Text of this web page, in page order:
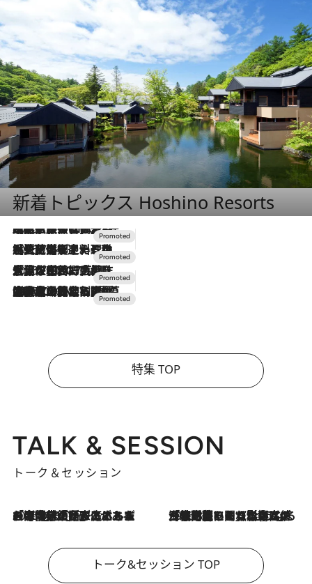
新着トピックス Hoshino Resorts
2026.7.31
【ホテル帰省】という選択肢をOMOが提案。家族とほどよい距離を保つには「昼は実家、夜は気兼ねなくホテルで！」
2026.7.24
【夏限定ディナーコース】旬を迎える稚鮎や花ズッキーニなどをイタリア・トスカーナの郷土料理の手法で満喫！
2026.7.17
「土佐和ハーブかき氷」がOMO7高知に登場！生姜、山椒、大葉など目にも舌にも涼を呼ぶ郷土の味
2026.7.10
NEW OPEN！【界 草津】名湯の地に誕生。趣の異なる2種の温泉と上州ならではの会席・蕎麦割烹など美食を味わう究極の癒やし旅
特集 TOP
TALK & SESSION
トーク＆セッション
2026.8.3
「今後値上げがあるとすれば…」「リスクがあるのは今年の冬」エネルギー専門家が語る、ホルムズ海峡封鎖が家庭にもたらす“ある心配” 2026.8.3
「住宅建てられない…」「サーチャージ料の高値が続いている」ホルムズ海峡封鎖による影響はいつまで続く？《エネルギー専門家に聞く“どうなる日本の暮らし”》
トーク&セッション TOP